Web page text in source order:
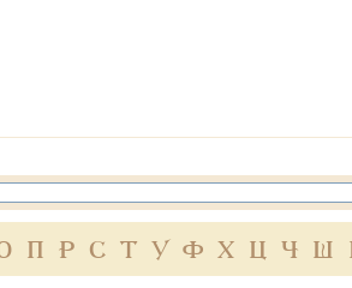
П Р С Т У Ф Х Ц Ч Ш